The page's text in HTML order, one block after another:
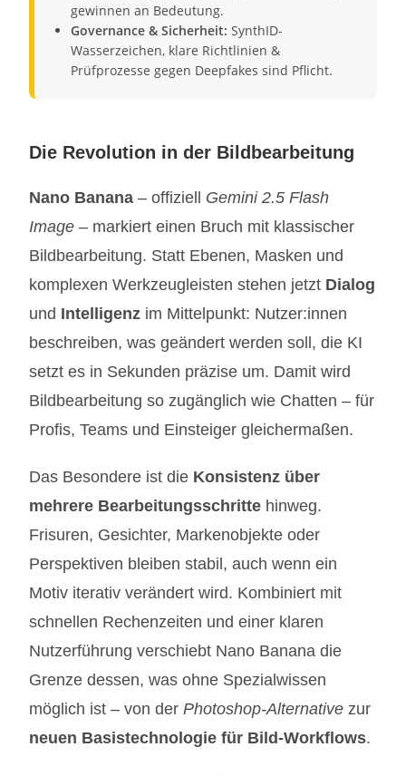
gewinnen an Bedeutung.
Governance & Sicherheit: SynthID-
Wasserzeichen, klare Richtlinien &
Prüfprozesse gegen Deepfakes sind Pflicht.
Die Revolution in der Bildbearbeitung
Nano Banana – offiziell Gemini 2.5 Flash
Image – markiert einen Bruch mit klassischer
Bildbearbeitung. Statt Ebenen, Masken und
komplexen Werkzeugleisten stehen jetzt Dialog
und Intelligenz im Mittelpunkt: Nutzer:innen
beschreiben, was geändert werden soll, die KI
setzt es in Sekunden präzise um. Damit wird
Bildbearbeitung so zugänglich wie Chatten – für
Profis, Teams und Einsteiger gleichermaßen.
Das Besondere ist die Konsistenz über
mehrere Bearbeitungsschritte hinweg.
Frisuren, Gesichter, Markenobjekte oder
Perspektiven bleiben stabil, auch wenn ein
Motiv iterativ verändert wird. Kombiniert mit
schnellen Rechenzeiten und einer klaren
Nutzerführung verschiebt Nano Banana die
Grenze dessen, was ohne Spezialwissen
möglich ist – von derPhotoshop-Alternative zur
neuen Basistechnologie für Bild-Workflows.